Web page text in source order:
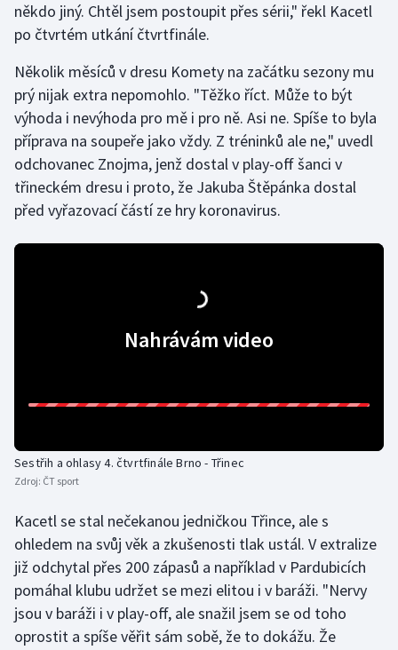
Judo
Krasobruslení
Lezení
Lyže a snowboard
Moderní pětiboj
Plážový volejbal
Ragby
Rychlobruslení
Rychlostní kanoistika
Short track
Sportovní střelba
někdo jiný. Chtěl jsem postoupit přes sérii," řekl Kacetl
po čtvrtém utkání čtvrtfinále.
Několik měsíců v dresu Komety na začátku sezony mu
prý nijak extra nepomohlo. "Těžko říct. Může to být
výhoda i nevýhoda pro mě i pro ně. Asi ne. Spíše to byla
příprava na soupeře jako vždy. Z tréninků ale ne," uvedl
odchovanec Znojma, jenž dostal v play-off šanci v
třineckém dresu i proto, že Jakuba Štěpánka dostal
před vyřazovací částí ze hry koronavirus.
Nahrávám video
Sestřih a ohlasy 4. čtvrtfinále Brno - Třinec
Zdroj: ČT sport
Kacetl se stal nečekanou jedničkou Třince, ale s
ohledem na svůj věk a zkušenosti tlak ustál. V extralize
již odchytal přes 200 zápasů a například v Pardubicích
pomáhal klubu udržet se mezi elitou i v baráži. "Nervy
jsou v baráži i v play-off, ale snažil jsem se od toho
oprostit a spíše věřit sám sobě, že to dokážu. Že